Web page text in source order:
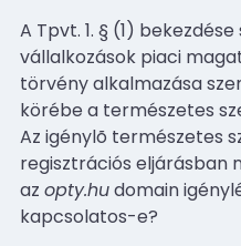
A Tpvt. 1. § (1)
vállalkozások piaci
törvény alkalmazása
körébe a természetes
Az igénylõ természetes
regisztrációs eljárásban
az opty.hudomain
kapcsolatos-e?